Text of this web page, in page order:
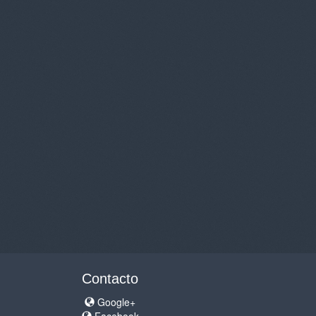
Contacto
Google+